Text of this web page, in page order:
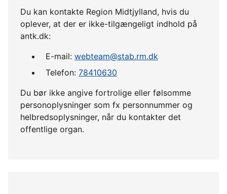
Du kan kontakte Region Midtjylland, hvis du
oplever, at der er ikke-tilgængeligt indhold på
antk.dk:
E-mail: webteam@stab.rm.dk
Telefon: 78410630
Du bør ikke angive fortrolige eller følsomme
personoplysninger som fx personnummer og
helbredsoplysninger, når du kontakter det
offentlige organ.